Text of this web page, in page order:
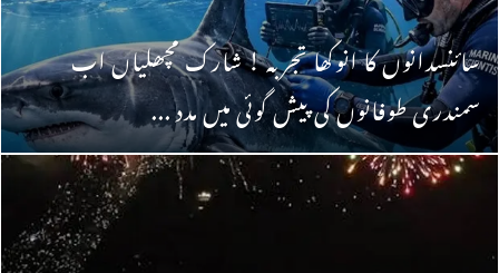
سائنسدانوں کا انوکھا تجربہ ! شارک مچھلیاں اب
سمندری طوفانوں کی پیش گوئی میں مدد ...